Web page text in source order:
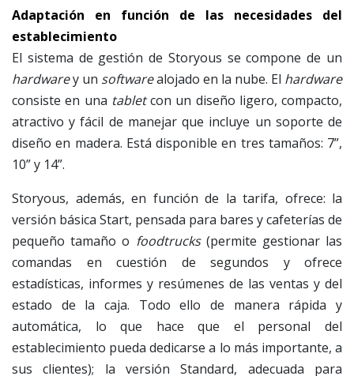
Adaptación en función de las necesidades del
establecimiento
El sistema de gestión de Storyous se compone de un
hardwarey un softwarealojado en la nube. El hardware
consiste en una tabletcon un diseño ligero, compacto,
atractivo y fácil de manejar que incluye un soporte de
diseño en madera. Está disponible en tres tamaños: 7”,
10” y 14”.
Storyous, además, en función de la tarifa, ofrece: la
versión básica Start, pensada para bares y cafeterías de
pequeño tamaño o foodtrucks (permite gestionar las
comandas en cuestión de segundos y ofrece
estadísticas, informes y resúmenes de las ventas y del
estado de la caja. Todo ello de manera rápida y
automática, lo que hace que el personal del
establecimiento pueda dedicarse a lo más importante, a
sus clientes); la versión Standard, adecuada para